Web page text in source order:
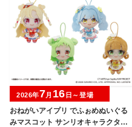
おねがいアイプリ でふぉめぬいぐる
みマスコット サンリオキャラクター
2026年7月 16 日～登場